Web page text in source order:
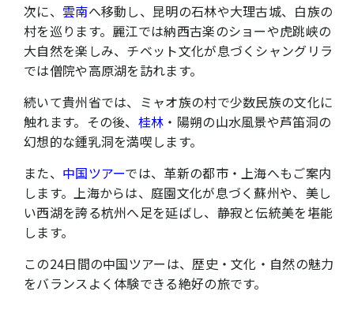
次に、 雲南へ移動し、昆明の石林や大理古城、白族の
村を巡ります。麗江では納西古楽のショーや虎跳峡の
大自然を楽しみ、チベット文化が息づくシャングリラ
では僧院や高原湖を訪れます。
続いて貴州省では、ミャオ族の村で少数民族の文化に
触れます。その後、 桂林 ・陽朔の山水風景や芦笛洞の
幻想的な鍾乳洞を満喫します。
また、 中国ツアーでは、革新の都市・上海へもご案内
します。上海からは、庭園文化が息づく蘇州や、美し
い西湖を誇る杭州へ足を延ばし、静寂と伝統美を堪能
します。
この24日間の中国ツアーは、歴史・文化・自然の魅力
をバランスよく体験できる絶好の旅です。